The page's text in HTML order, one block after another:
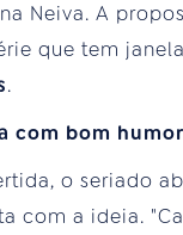
Neiva. A
que tem
.
com bom
o seriado
com a ideia.